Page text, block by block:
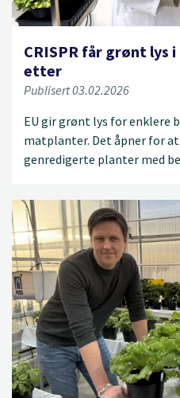
CRISPR får grønt lys
etter
Publisert 03.02.2026
EU gir grønt lys for enklere
matplanter. Det åpner for at
genredigerte planter med